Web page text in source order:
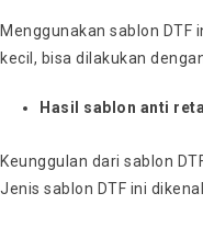
Menggunakan sablon DTF
kecil, bisa dilakukan
Hasil sablon anti
Keunggulan dari sablon
Jenis sablon DTF ini